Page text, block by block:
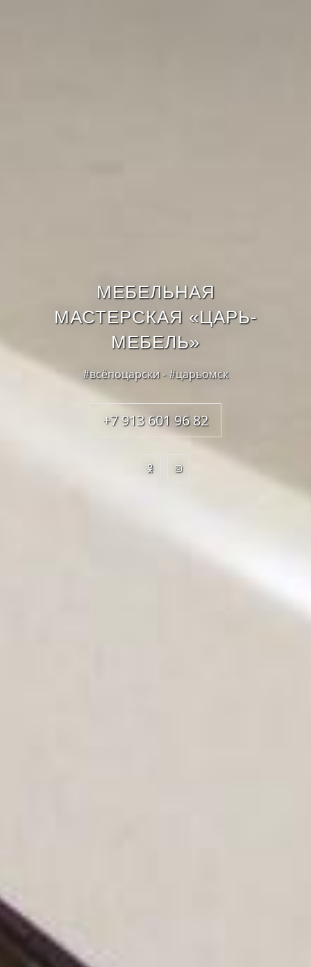
МЕБЕЛЬНАЯ
МАСТЕРСКАЯ «ЦАРЬ-
МЕБЕЛЬ»
#всёпоцарски - #царьомск
+7 913 601 96 82